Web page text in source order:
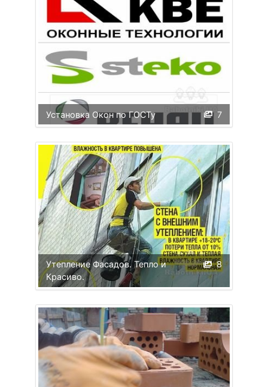
7
Установка Окон по ГОСТу
8
Утепление Фасадов. Тепло и
Красиво.